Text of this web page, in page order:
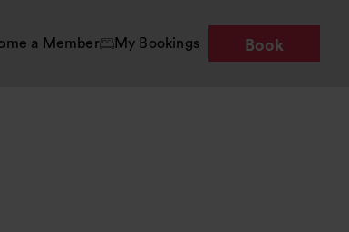
a Member My Bookings Book